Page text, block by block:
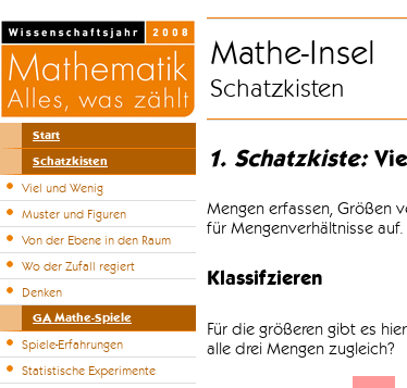
Start
Schatzkisten
Viel und Wenig
Muster und Figuren
Von der Ebene in den Raum
Wo der Zufall regiert
Denken
GA Mathe-Spiele
Spiele-Erfahrungen
Statistische Experimente
Mathe-Insel
Schatzkisten
1. Schatzkiste:
Mengen erfassen, Größen
für Mengenverhältnisse
Klassifzieren
Für die größeren gibt es
alle drei Mengen zugleich?